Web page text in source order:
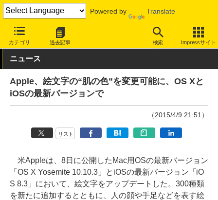
Powered by Translate
カテゴリ 過去記事 検索 Impressサイト
INTERNET Watch トピック
ニュース
Apple、絵文字の“肌の色”を変更可能に、OS Xと
iOSの最新バージョンで
（2015/4/9 21:51）
リスト
米Appleは、8日に公開したMac用OSの最新バージョン
「OS X Yosemite 10.10.3」とiOSの最新バージョン「iO
S 8.3」において、絵文字をアップデートした。300種類
を新たに追加するとともに、人の顔や手足などを表す絵